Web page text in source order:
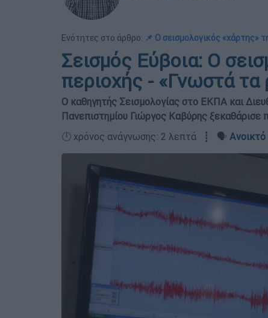
Ενότητες στο άρθρο: 📌 Ο σεισμολογικός «χάρτης»
Σεισμός Εύβοια: Ο
περιοχής - «Γνωστά τα
Ο καθηγητής Σεισμολογίας στο ΕΚΠΑ και
Πανεπιστημίου Γιώργος Καβύρης ξεκαθάρισε
🕛 χρόνος ανάγνωσης: 2 λεπτά ┋ 🗣️ Ανοικτό